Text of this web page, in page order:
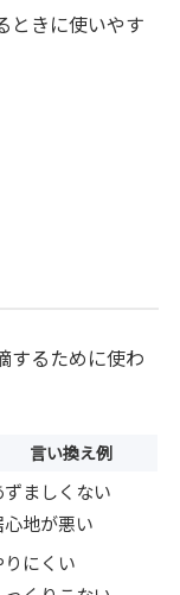
ときに使いやす
するために使わ
言い換え例
ずましくない
心地が悪い
りにくい